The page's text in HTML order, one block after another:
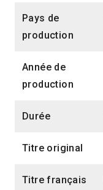
Pays de
production
Année de
production
Durée
Titre original
Titre français